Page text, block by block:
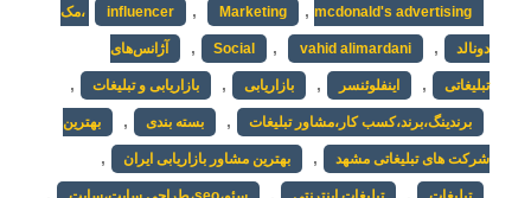
influencer , Marketing , mcdonald's advertising ،مک
دونالد ,
Social , vahid alimardani
, آژانس‌های
تبلیغاتی , اینفلوئنسر , بازاریابی , بازاریابی و تبلیغات ,
برندینگ،برند،کسب کار،مشاور تبلیغات , بسته بندی , بهترین
شرکت های تبلیغاتی مشهد , بهترین مشاور بازاریابی ایران ,